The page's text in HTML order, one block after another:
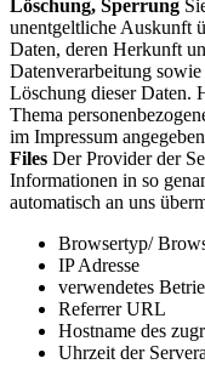
Löschung, Sperrung
unentgeltliche Auskunft
Daten, deren Herkunft
Datenverarbeitung
Löschung dieser Daten.
Thema
im Impressum
Files Der Provider der
Informationen in so
automatisch an uns
Browsertyp/
IP Adresse
verwendetes
Referrer URL
Hostname des
Uhrzeit der